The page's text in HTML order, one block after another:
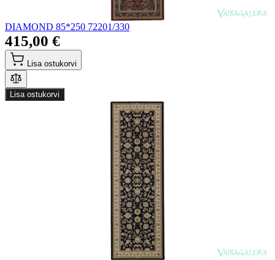
DIAMOND 85*250 72201/330
415,00 €
Lisa ostukorvi
Lisa ostukorvi